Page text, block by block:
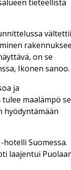
tieteellistä
on se
Ikonen sanoo.
ja
maalämpö
hyödyntämään
Suomessa.
laajentui